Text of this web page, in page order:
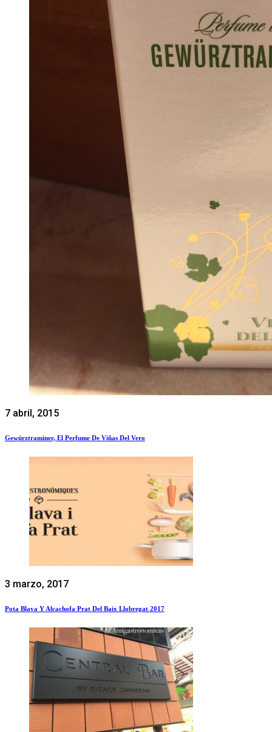
7 abril, 2015
Gewürztraminer, El Perfume De Viñas Del Vero
3 marzo, 2017
Pota Blava Y Alcachofa Prat Del Baix Llobregat 2017